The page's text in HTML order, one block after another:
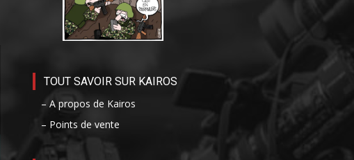
TOUT SAVOIR SUR KAIROS
– A propos de Kairos
– Points de vente